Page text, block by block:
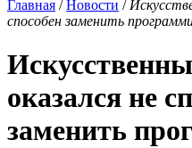
Главная /Новости /
способен заменить
оказался не
заменить